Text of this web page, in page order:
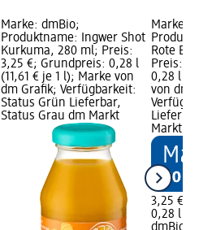
Marke: dmBio;
Produktname: Ingwer Shot
Kurkuma, 280 ml; Preis:
3,25 €; Grundpreis: 0,28 l
(11,61 € je 1 l); Marke von
dm Grafik; Verfügbarkeit:
Status Grün Lieferbar,
Status Grau dm Markt
Marke:
Rote
Preis:
0,28 l
von dm
Markt
3,25 €
0,28 l